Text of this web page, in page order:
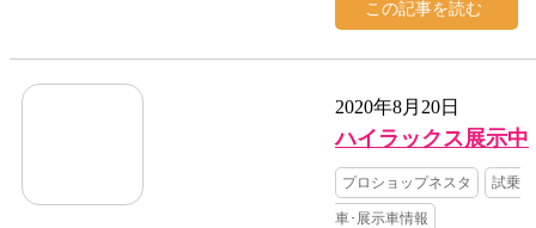
この記事を読む
2020年8月20日
ハイラックス展示中
プロショップネスタ 試乗
車･展示車情報